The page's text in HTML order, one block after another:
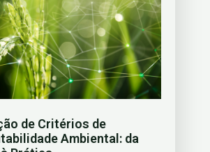
de Critérios de
Ambiental: da